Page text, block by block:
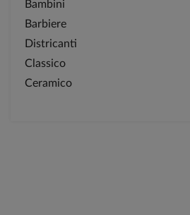
Bambini
Barbiere
Districanti
Classico
Ceramico